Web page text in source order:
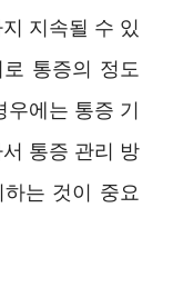
지속될 수 있
통증의 정도
에는 통증 기
통증 관리 방
는 것이 중요